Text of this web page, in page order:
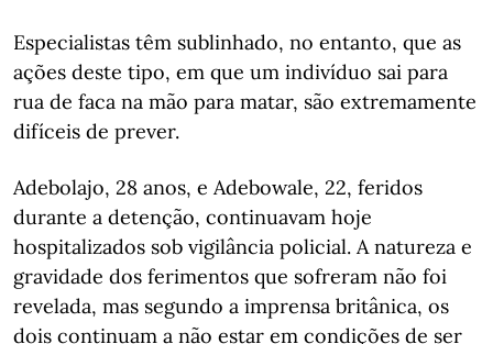
Especialistas têm sublinhado, no entanto, que as
ações deste tipo, em que um indivíduo sai para
rua de faca na mão para matar, são extremamente
difíceis de prever.
Adebolajo, 28 anos, e Adebowale, 22, feridos
durante a detenção, continuavam hoje
hospitalizados sob vigilância policial. A natureza e
gravidade dos ferimentos que sofreram não foi
revelada, mas segundo a imprensa britânica, os
dois continuam a não estar em condições de ser